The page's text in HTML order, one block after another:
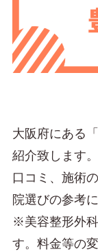
大阪府にある
紹介致します
口コミ、施術
院選びの参考
※美容整形外
す。料金等の